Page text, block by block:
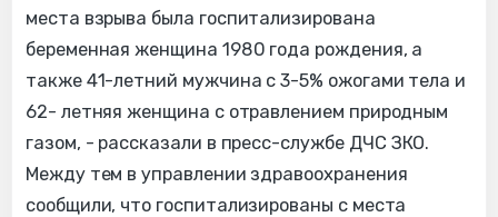
места взрыва была госпитализирована
беременная женщина 1980 года рождения, а
также 41-летний мужчина с 3-5% ожогами тела и
62- летняя женщина с отравлением природным
газом, - рассказали в пресс-службе ДЧС ЗКО.
Между тем в управлении здравоохранения
сообщили, что госпитализированы с места